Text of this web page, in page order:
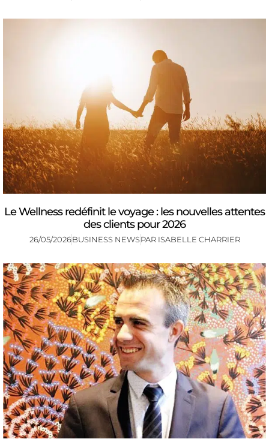
Le Wellness redéfinit le voyage : les nouvelles attentes
des clients pour 2026
26/05/2026BUSINESS NEWSPAR ISABELLE CHARRIER